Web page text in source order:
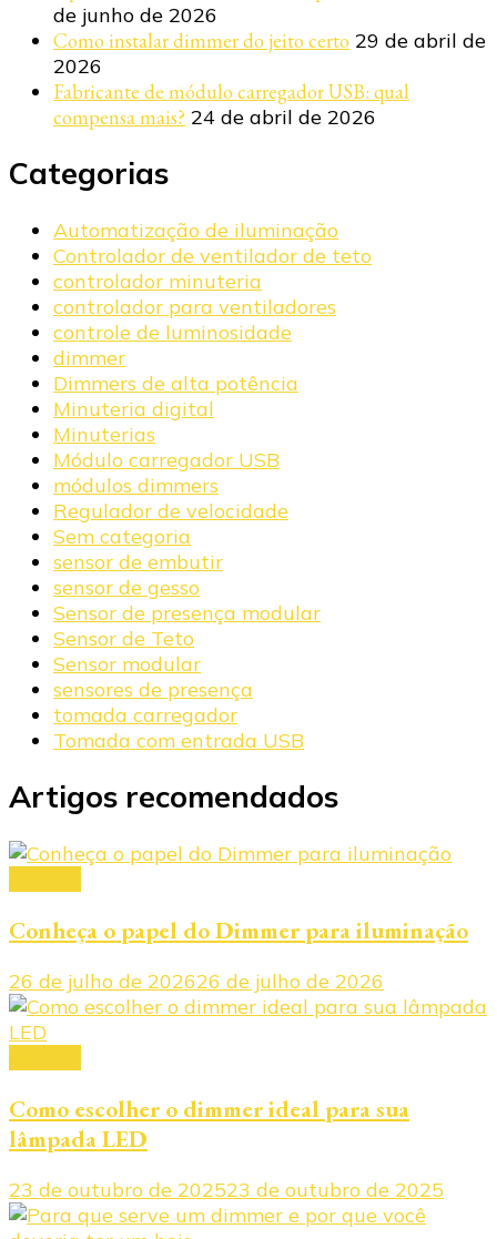
de junho de 2026
Como instalar dimmer do jeito certo 29 de abril de
2026
Fabricante de módulo carregador USB: qual
compensa mais? 24 de abril de 2026
Categorias
Automatização de iluminação
Controlador de ventilador de teto
controlador minuteria
controlador para ventiladores
controle de luminosidade
dimmer
Dimmers de alta potência
Minuteria digital
Minuterias
Módulo carregador USB
módulos dimmers
Regulador de velocidade
Sem categoria
sensor de embutir
sensor de gesso
Sensor de presença modular
Sensor de Teto
Sensor modular
sensores de presença
tomada carregador
Tomada com entrada USB
Artigos recomendados
Conheça o papel do Dimmer para iluminação
26 de julho de 202626 de julho de 2026
Como escolher o dimmer ideal para sua
lâmpada LED
23 de outubro de 202523 de outubro de 2025